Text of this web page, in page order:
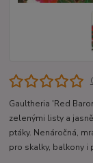
Gaultheria 'Red
zelenými listy a
ptáky. Nenáročná,
pro skalky, balkony i